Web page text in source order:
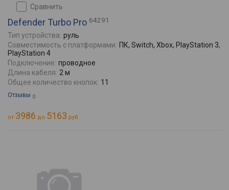
сравнить
Defender Turbo Pro 64291
Тип устройства: руль
Совместимость с платформами: ПК, Switch, Xbox, PlayStation 3,
PlayStation 4
Подключение: проводное
Длина кабеля: 2 м
Общее количество кнопок: 11
Отзывы 0
от 3986 до 5163 руб.